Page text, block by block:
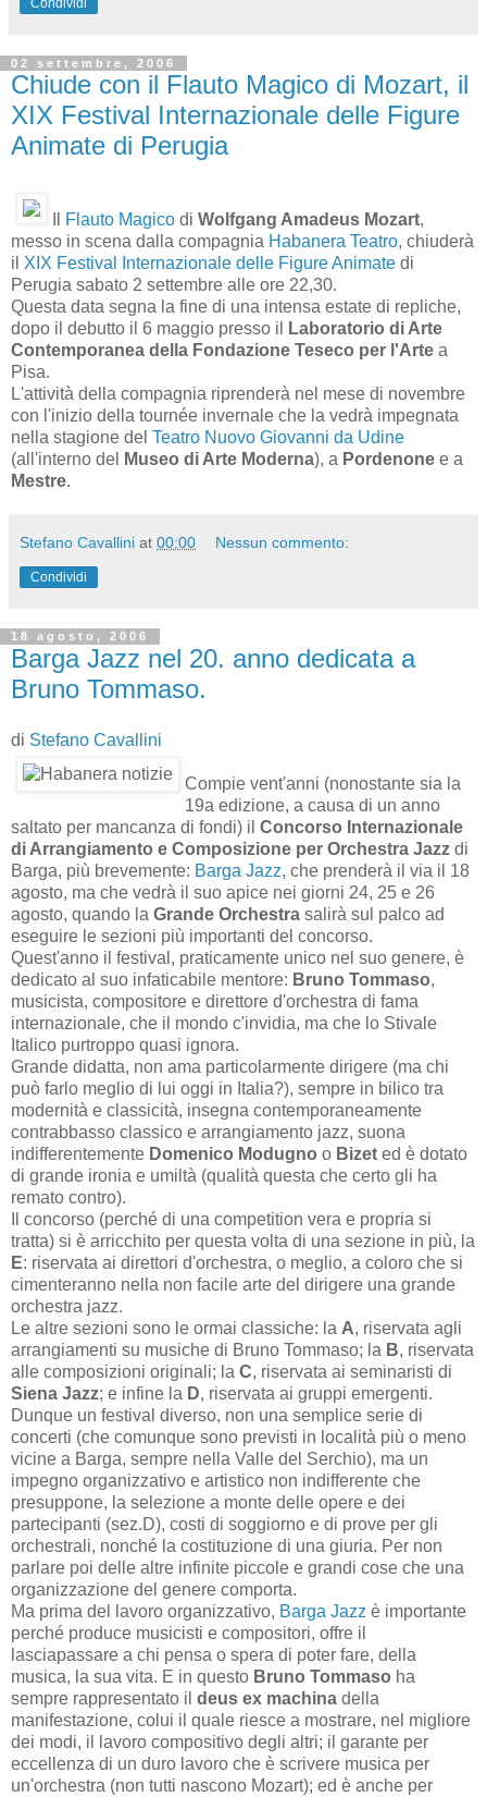
02 settembre, 2006
Chiude con il Flauto Magico di Mozart, il
XIX Festival Internazionale delle Figure
Animate di Perugia
Flauto Magico di Wolfgang Amadeus Mozart,
messo in scena dalla compagnia Habanera Teatro, chiuderà
il XIX Festival Internazionale delle Figure Animate di
Perugia sabato 2 settembre alle ore 22,30.
Questa data segna la fine di una intensa estate di repliche,
dopo il debutto il 6 maggio presso il
Laboratorio di Arte
Contemporanea della Fondazione Teseco per l'Arte a
Pisa.
L'attività della compagnia riprenderà nel mese di novembre
con l'inizio della tournée invernale che la vedrà impegnata
nella stagione del Teatro Nuovo Giovanni da Udine
(all'interno del
Museo di Arte Moderna), a Pordenone e a
Mestre.
Stefano Cavallini at 00:00 Nessun commento:
Condividi
18 agosto, 2006
Barga Jazz nel 20. anno dedicata a
Bruno Tommaso.
di Stefano Cavallini
Compie vent'anni (nonostante sia la
19a edizione, a causa di un anno
saltato per mancanza di fondi) il Concorso Internazionale
di Arrangiamento e Composizione per Orchestra Jazz di
Barga, più brevemente: Barga Jazz, che prenderà il via il 18
agosto, ma che vedrà il suo apice nei giorni 24, 25 e 26
agosto, quando la Grande Orchestra salirà sul palco ad
eseguire le sezioni più importanti del concorso.
Quest'anno il festival, praticamente unico nel suo genere, è
dedicato al suo infaticabile mentore: Bruno Tommaso,
musicista, compositore e direttore d'orchestra di fama
internazionale, che il mondo c'invidia, ma che lo Stivale
Italico purtroppo quasi ignora.
Grande didatta, non ama particolarmente dirigere (ma chi
può farlo meglio di lui oggi in Italia?), sempre in bilico tra
modernità e classicità, insegna contemporaneamente
contrabbasso classico e arrangiamento jazz, suona
indifferentemente Domenico Modugno o Bizet ed è dotato
di grande ironia e umiltà (qualità questa che certo gli ha
remato contro).
Il concorso (perché di una competition vera e propria si
tratta) si è arricchito per questa volta di una sezione in più, la
E: riservata ai direttori d'orchestra, o meglio, a coloro che si
cimenteranno nella non facile arte del dirigere una grande
orchestra jazz.
Le altre sezioni sono le ormai classiche: la A, riservata agli
arrangiamenti su musiche di Bruno Tommaso; la B, riservata
alle composizioni originali; la C, riservata ai seminaristi di
Siena Jazz; e infine la D, riservata ai gruppi emergenti.
Dunque un festival diverso, non una semplice serie di
concerti (che comunque sono previsti in località più o meno
vicine a Barga, sempre nella Valle del Serchio), ma un
impegno organizzativo e artistico non indifferente che
presuppone, la selezione a monte delle opere e dei
partecipanti (sez.D), costi di soggiorno e di prove per gli
orchestrali, nonché la costituzione di una giuria. Per non
parlare poi delle altre infinite piccole e grandi cose che una
organizzazione del genere comporta.
Ma prima del lavoro organizzativo, Barga Jazz è importante
perché produce musicisti e compositori, offre il
lasciapassare a chi pensa o spera di poter fare, della
musica, la sua vita. E in questo Bruno Tommaso ha
sempre rappresentato il deus ex machina della
manifestazione, colui il quale riesce a mostrare, nel migliore
dei modi, il lavoro compositivo degli altri; il garante per
eccellenza di un duro lavoro che è scrivere musica per
un'orchestra (non tutti nascono Mozart); ed è anche per